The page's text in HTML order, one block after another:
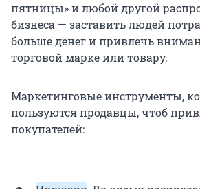
пятницы» и любой другой
бизнеса — заставить людей
больше денег и привлечь
торговой марке или товару.
Маркетинговые инструменты,
пользуются продавцы, чтоб
покупателей: